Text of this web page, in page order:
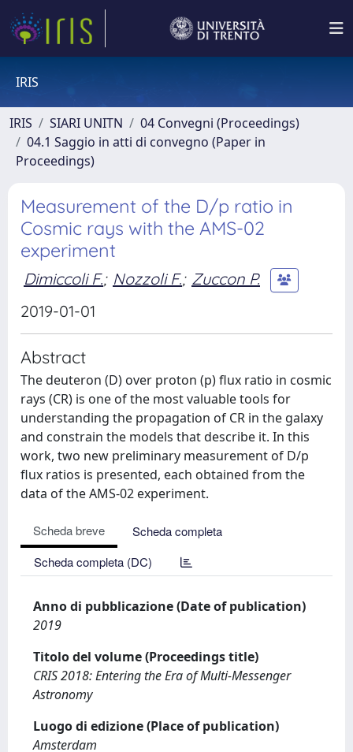
IRIS
IRIS SIARI UNITN
04 Convegni (Proceedings)
04.1 Saggio in atti di convegno (Paper in
Proceedings)
Measurement of the D/p ratio in
Cosmic rays with the AMS-02
experiment
Dimiccoli F.; Nozzoli F.; Zuccon P.
2019-01-01
Abstract
The deuteron (D) over proton (p) flux ratio in cosmic
rays (CR) is one of the most valuable tools for
understanding the propagation of CR in the galaxy
and constrain the models that describe it. In this
work, two new preliminary measurement of D/p
flux ratios is presented, each obtained from the
data of the AMS-02 experiment.
Scheda breve
Scheda completa
Scheda completa (DC)
Anno di pubblicazione (Date of publication)
2019
Titolo del volume (Proceedings title)
CRIS 2018: Entering the Era of Multi-Messenger
Astronomy
Luogo di edizione (Place of publication)
Amsterdam